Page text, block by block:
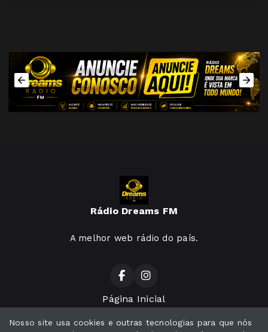
Rádio Dreams FM
A melhor web rádio do país.
Página Inicial
Programação
Nosso site usa cookies e outras tecnologias para que nós